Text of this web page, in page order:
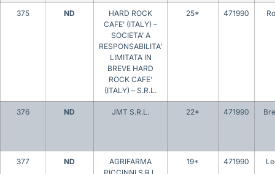
375 ND
HARD ROCK
CAFE’ (ITALY) –
SOCIETA’ A
RESPONSABILITA’
LIMITATA IN
BREVE HARD
ROCK CAFE’
(ITALY) – S.R.L.
25* 471990
376 ND JMT S.R.L. 22* 471990
377 ND
AGRIFARMA
19* 471990